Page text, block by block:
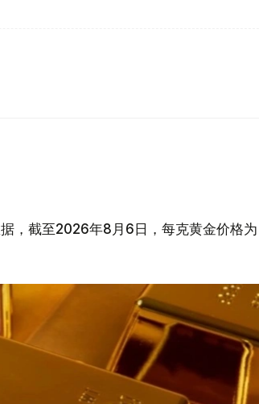
，截至2026年8月6日，每克黄金价格为